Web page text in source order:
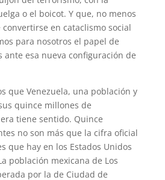
o el boicot. Y que, no menos
en cataclismo social
para nosotros el papel de
ante esa nueva configuración de
que Venezuela, una población y
quince millones de
tiene sentido. Quince
no son más que la cifra oficial
que hay en los Estados Unidos
población mexicana de Los
por la de Ciudad de